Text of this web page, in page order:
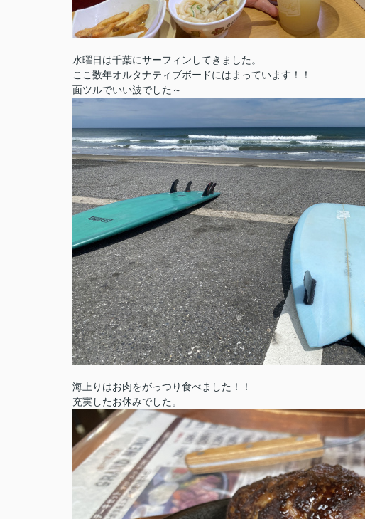
水曜日は千葉にサーフィンしてきました。
ここ数年オルタナティブボードにはまっています！！
面ツルでいい波でした～
海上りはお肉をがっつり食べました！！
充実したお休みでした。